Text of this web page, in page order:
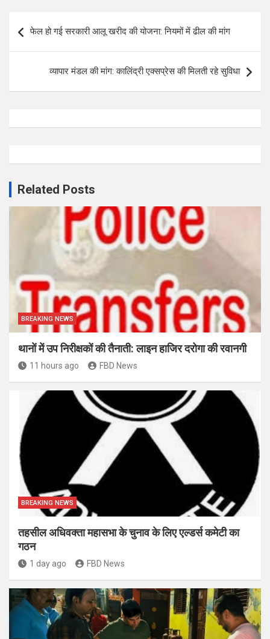
navigation
फेल हो गई सरकारी आलू खरीद की योजना: नियमों में ढील की मांग
व्यापार मंडल की मांग: कालिंद्री एक्सप्रेस की मिलती रहे सुविधा
Related Posts
BREAKING NEWS
थानों में उप निरीक्षकों की तैनाती: लाइन हाजिर दरोगा की रवानगी
11 hours ago FBD News
BREAKING NEWS
तहसील अधिवक्ता महासभा के चुनाव के लिए एल्डर्स कमेटी का
गठन
1 day ago FBD News